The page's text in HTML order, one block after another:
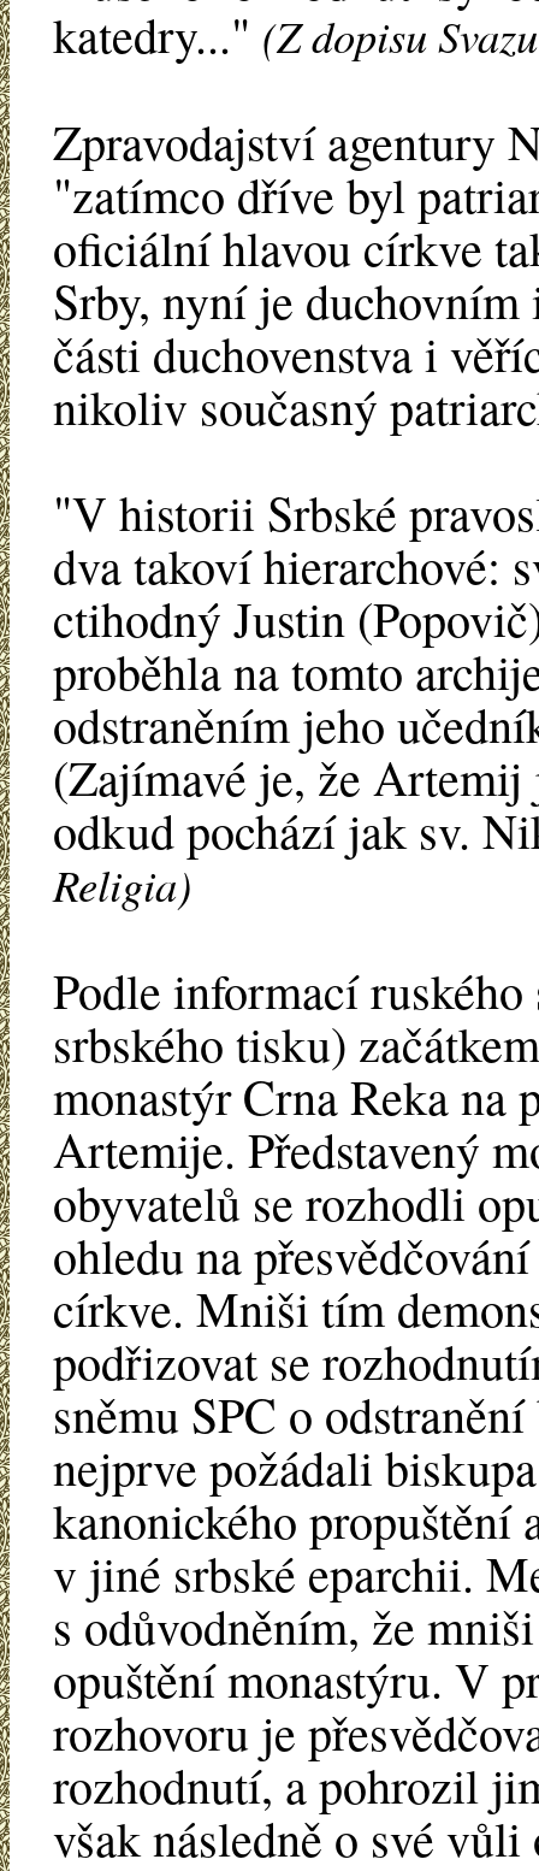
katedry..." (Z dopisu
Zpravodajství agentury
"zatímco dříve byl
oficiální hlavou církve
Srby, nyní je
části duchovenstva i
nikoliv současný
"V historii Srbské
dva takoví hierarchové:
ctihodný Justin
proběhla na tomto
odstraněním jeho
(Zajímavé je, že
odkud pochází jak sv.
Religia)
Podle informací
srbského tisku)
monastýr Crna Reka na
Artemije. Představený
obyvatelů se rozhodli
ohledu na
církve. Mniši tím
podřizovat se
sněmu SPC o
nejprve požádali
kanonického propuštění
v jiné srbské eparchii.
s odůvodněním, že
opuštění monastýru. V
rozhovoru je
rozhodnutí, a pohrozil
však následně o své